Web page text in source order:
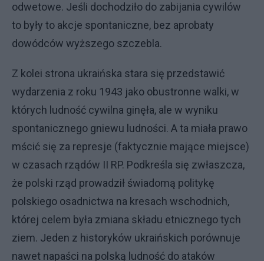
odwetowe. Jeśli dochodziło do zabijania cywilów
to były to akcje spontaniczne, bez aprobaty
dowódców wyższego szczebla.
Z kolei strona ukraińska stara się przedstawić
wydarzenia z roku 1943 jako obustronne walki, w
których ludność cywilna ginęła, ale w wyniku
spontanicznego gniewu ludności. A ta miała prawo
mścić się za represje (faktycznie mające miejsce)
w czasach rządów II RP. Podkreśla się zwłaszcza,
że polski rząd prowadził świadomą politykę
polskiego osadnictwa na kresach wschodnich,
której celem była zmiana składu etnicznego tych
ziem. Jeden z historyków ukraińskich porównuje
nawet napaści na polską ludność do ataków